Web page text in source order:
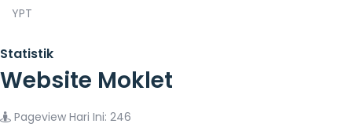
YPT
Statistik
Website Moklet
Pageview Hari Ini: 246